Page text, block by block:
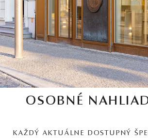
OSOBNÉ
KAŽDÝ AKTUÁLNE DOSTUPNÝ